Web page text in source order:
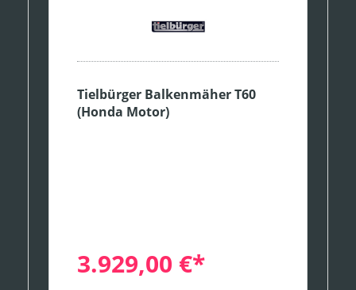
Tielbürger Balkenmäher T60
(Honda Motor)
3.929,00 €*